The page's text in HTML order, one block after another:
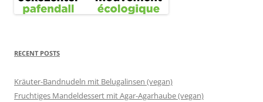
RECENT POSTS
Kräuter-Bandnudeln mit Belugalinsen (vegan)
Fruchtiges Mandeldessert mit Agar-Agarhaube (vegan)